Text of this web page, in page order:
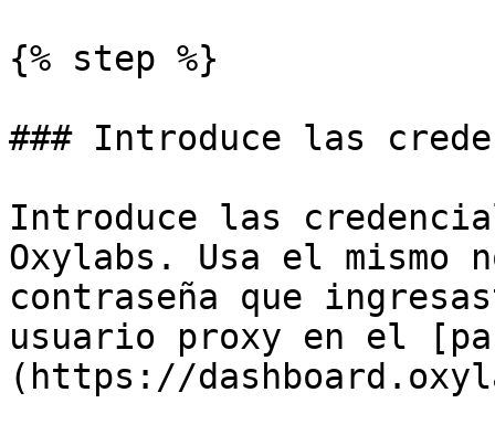
{% step %}
### Introduce las
Introduce las
Oxylabs. Usa el mismo
contraseña que
usuario proxy en el
(https://